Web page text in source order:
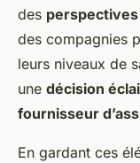
des
des compagnies
leurs niveaux de
une décision
fournisseur
En gardant ces